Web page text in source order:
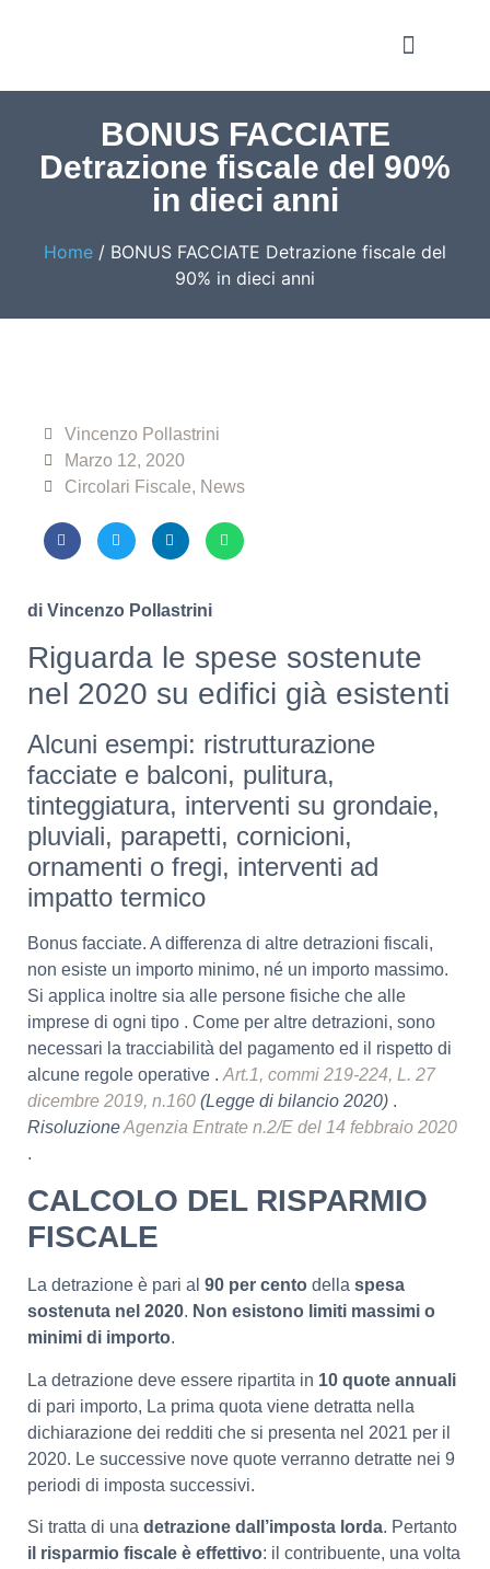
BONUS FACCIATE
Detrazione fiscale del 90%
in dieci anni
Home / BONUS FACCIATE Detrazione fiscale del
90% in dieci anni
Vincenzo Pollastrini
Marzo 12, 2020
Circolari Fiscale, News
di Vincenzo Pollastrini
Riguarda le spese sostenute
nel 2020 su edifici già esistenti
Alcuni esempi: ristrutturazione
facciate e balconi, pulitura,
tinteggiatura, interventi su grondaie,
pluviali, parapetti, cornicioni,
ornamenti o fregi, interventi ad
impatto termico
Bonus facciate. A differenza di altre detrazioni fiscali,
non esiste un importo minimo, né un importo massimo.
Si applica inoltre sia alle persone fisiche che alle
imprese di ogni tipo . Come per altre detrazioni, sono
necessari la tracciabilità del pagamento ed il rispetto di
alcune regole operative . Art.1, commi 219-224, L. 27
dicembre 2019, n.160 (Legge di bilancio 2020) .
RisoluzioneAgenzia Entrate n.2/E del 14 febbraio 2020
.
CALCOLO DEL RISPARMIO
FISCALE
La detrazione è pari al 90 per cento della spesa
sostenuta nel 2020. Non esistono limiti massimi o
minimi di importo.
La detrazione deve essere ripartita in 10 quote annuali
di pari importo, La prima quota viene detratta nella
dichiarazione dei redditi che si presenta nel 2021 per il
2020. Le successive nove quote verranno detratte nei 9
periodi di imposta successivi.
Si tratta di una detrazione dall’imposta lorda. Pertanto
il risparmio fiscale è effettivo: il contribuente, una volta